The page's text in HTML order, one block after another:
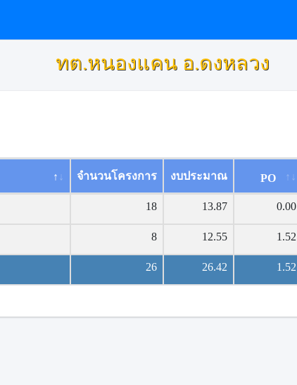
ทต.หนองแคน อ.ดงหลวง
จำนวนโครงการ งบประมาณ PO
18 13.87 0.00
8 12.55 1.52
26 26.42 1.52